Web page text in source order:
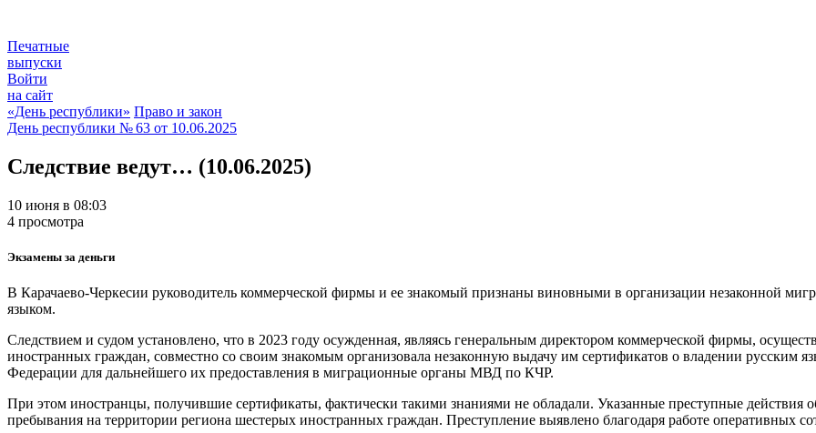
Печатные
выпуски
Войти
на сайт
«День республики» Право и закон
День республики № 63 от 10.06.2025
Следствие ведут… (10.06.2025)
10 июня в 08:03
4 просмотра
Экзамены за деньги
В Карачаево-Черкесии руководитель коммерческой фирмы и ее знакомый признаны виновными в организации незаконной
языком.
Следствием и судом установлено, что в 2023 году осужденная, являясь генеральным директором коммерческой фирмы,
иностранных граждан, совместно со своим знакомым организовала незаконную выдачу им сертификатов о владении русским
Федерации для дальнейшего их предоставления в миграционные органы МВД по КЧР.
При этом иностранцы, получившие сертификаты, фактически такими знаниями не обладали. Указанные преступные действия
пребывания на территории региона шестерых иностранных граждан. Преступление выявлено благодаря работе оперативных